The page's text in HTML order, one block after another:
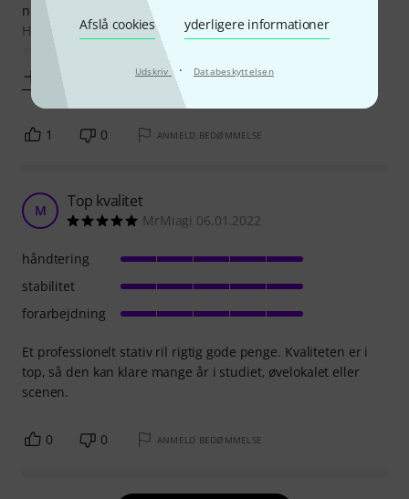
Afslå cookies yderligere informationer
Udskriv · Databeskyttelsen
ned til spillejobs.
Hvis det udelukkende skal bruges i øvelokalet vil jeg
1 0 ANMELD BEDØMMELSE
M Top kvalitet
MrMiagi 06.01.2022
Et professionelt stativ ril rigtig gode penge. Kvaliteten er i
top, så den kan klare mange år i studiet, øvelokalet eller
scenen.
håndtering
stabilitet
forarbejdning
0 0 ANMELD BEDØMMELSE